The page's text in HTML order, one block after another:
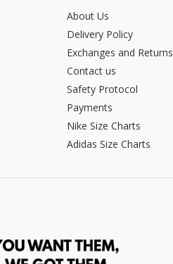
About Us
Delivery Policy
Exchanges and Returns
Contact us
Safety Protocol
Payments
Nike Size Charts
Adidas Size Charts